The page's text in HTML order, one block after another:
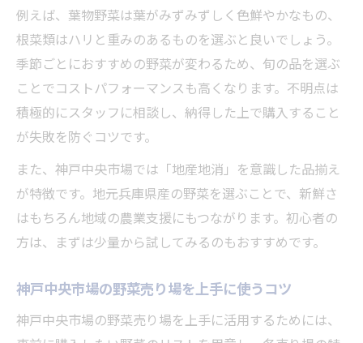
例えば、葉物野菜は葉がみずみずしく色鮮やかなもの、
根菜類はハリと重みのあるものを選ぶと良いでしょう。
季節ごとにおすすめの野菜が変わるため、旬の品を選ぶ
ことでコストパフォーマンスも高くなります。不明点は
積極的にスタッフに相談し、納得した上で購入すること
が失敗を防ぐコツです。
また、神戸中央市場では「地産地消」を意識した品揃え
が特徴です。地元兵庫県産の野菜を選ぶことで、新鮮さ
はもちろん地域の農業支援にもつながります。初心者の
方は、まずは少量から試してみるのもおすすめです。
神戸中央市場の野菜売り場を上手に使うコツ
神戸中央市場の野菜売り場を上手に活用するためには、